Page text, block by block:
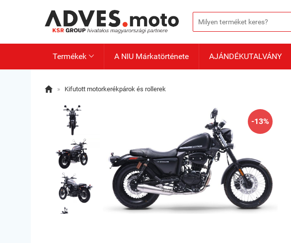
Termékek  A NIU Márkatörténete AJÁNDÉKUTALVÁNY
 » Kifutott motorkerékpárok és rollerek
-13%